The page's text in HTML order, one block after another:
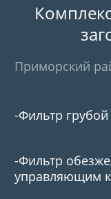
Приморский
-Фильтр
-Фильтр
управляющим